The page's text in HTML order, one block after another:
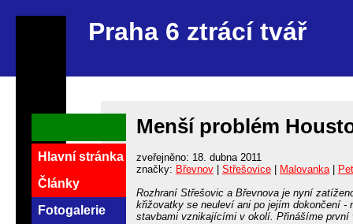
Praha 6 ztrácí tvář
Menší problém
zveřejněno: 18. dubna 2011
značky: Břevnov| Střešovice| Malovanka|
Rozhraní Střešovic a Břevnova je nyní
křižovatky se neuleví ani po jejím dokončení
stavbami vznikajícími v okolí. Přinášíme první
Hlavní stránka
Články
Fotogalerie